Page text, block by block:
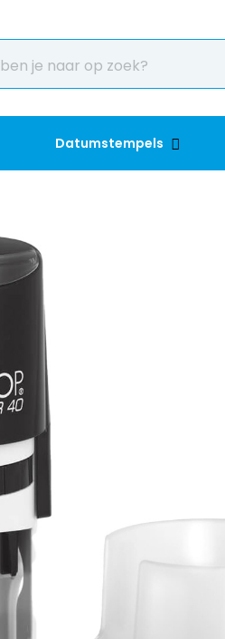
Datumstempels